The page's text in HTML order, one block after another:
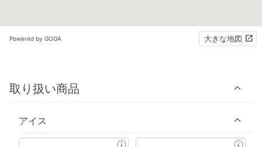
Powered by GOGA 大きな地図
取り扱い商品
アイス